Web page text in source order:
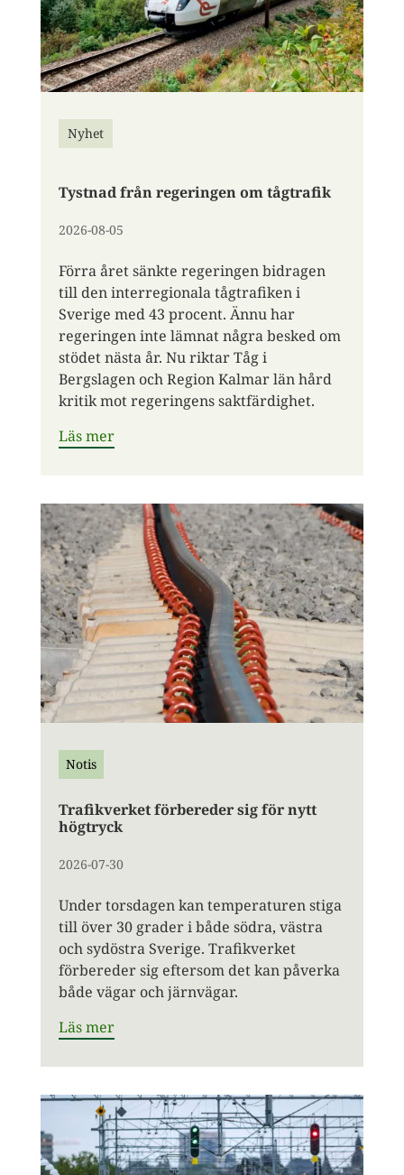
Nyhet
Tystnad från regeringen om tågtrafik
2026-08-05
Förra året sänkte regeringen bidragen
till den interregionala tågtrafiken i
Sverige med 43 procent. Ännu har
regeringen inte lämnat några besked om
stödet nästa år. Nu riktar Tåg i
Bergslagen och Region Kalmar län hård
kritik mot regeringens saktfärdighet.
Läs mer
Notis
Trafikverket förbereder sig för nytt
högtryck
2026-07-30
Under torsdagen kan temperaturen stiga
till över 30 grader i både södra, västra
och sydöstra Sverige. Trafikverket
förbereder sig eftersom det kan påverka
både vägar och järnvägar.
Läs mer